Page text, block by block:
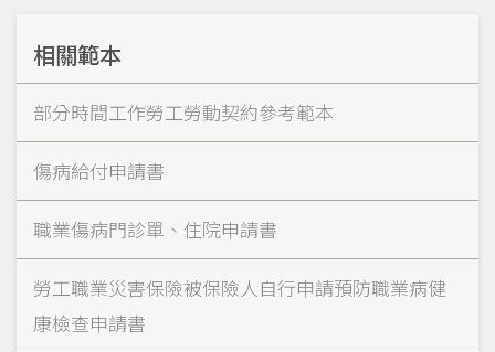
相關範本
部分時間工作勞工勞動契約參考範本
傷病給付申請書
職業傷病門診單、住院申請書
勞工職業災害保險被保險人自行申請預防職業病健
康檢查申請書